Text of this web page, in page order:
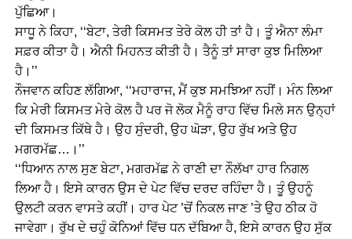
ਪੁੱਛਿਆ।
ਸਾਧੂ ਨੇ ਕਿਹਾ, ‘‘ਬੇਟਾ, ਤੇਰੀ ਕਿਸਮਤ ਤੇਰੇ ਕੋਲ ਹੀ ਤਾਂ ਹੈ। ਤੂੰ ਐਨਾ ਲੰਮਾ
ਸਫ਼ਰ ਕੀਤਾ ਹੈ। ਐਨੀ ਮਿਹਨਤ ਕੀਤੀ ਹੈ। ਤੈਨੂੰ ਤਾਂ ਸਾਰਾ ਕੁਝ ਮਿਲਿਆ
ਹੈ।’’
ਨੌਜਵਾਨ ਕਹਿਣ ਲੱਗਿਆ, ‘‘ਮਹਾਰਾਜ, ਮੈਂ ਕੁਝ ਸਮਝਿਆ ਨਹੀਂ। ਮੰਨ ਲਿਆ
ਕਿ ਮੇਰੀ ਕਿਸਮਤ ਮੇਰੇ ਕੋਲ ਹੈ ਪਰ ਜੋ ਲੋਕ ਮੈਨੂੰ ਰਾਹ ਵਿੱਚ ਮਿਲੇ ਸਨ ਉਨ੍ਹਾਂ
ਦੀ ਕਿਸਮਤ ਕਿੱਥੇ ਹੈ। ਉਹ ਸੁੰਦਰੀ, ਉਹ ਘੋੜਾ, ਉਹ ਰੁੱਖ ਅਤੇ ਉਹ
ਮਗਰਮੱਛ…।’’
‘‘ਧਿਆਨ ਨਾਲ ਸੁਣ ਬੇਟਾ, ਮਗਰਮੱਛ ਨੇ ਰਾਣੀ ਦਾ ਨੌਲੱਖਾ ਹਾਰ ਨਿਗਲ
ਲਿਆ ਹੈ। ਇਸੇ ਕਾਰਨ ਉਸ ਦੇ ਪੇਟ ਵਿੱਚ ਦਰਦ ਰਹਿੰਦਾ ਹੈ। ਤੂੰ ਉਹਨੂੰ
ਉਲਟੀ ਕਰਨ ਵਾਸਤੇ ਕਹੀਂ। ਹਾਰ ਪੇਟ ’ਚੋਂ ਨਿਕਲ ਜਾਣ ’ਤੇ ਉਹ ਠੀਕ ਹੋ
ਜਾਵੇਗਾ। ਰੁੱਖ ਦੇ ਚਹੁੰ ਕੋਨਿਆਂ ਵਿੱਚ ਧਨ ਦੱਬਿਆ ਹੈ, ਇਸੇ ਕਾਰਨ ਉਹ ਸੁੱਕ